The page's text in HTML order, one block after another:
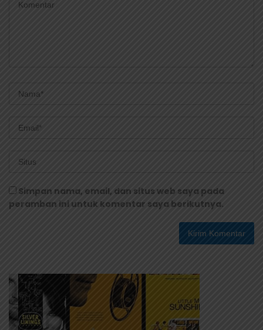
Simpan nama, email, dan situs web saya pada
peramban ini untuk komentar saya berikutnya.